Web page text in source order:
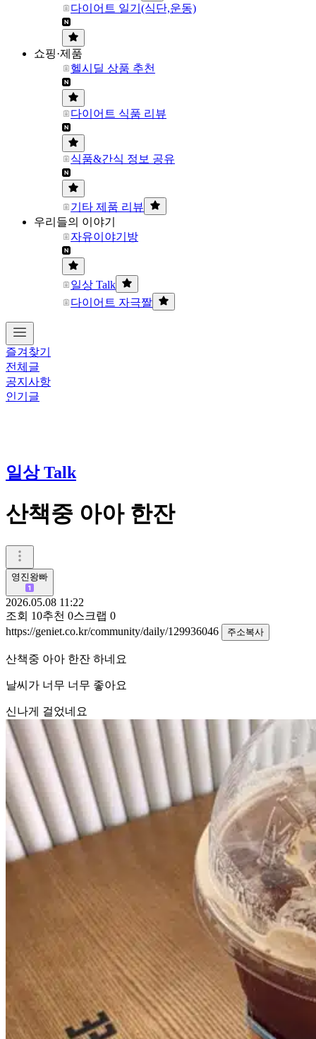
다이어트 일기(식단,운동)
쇼핑·제품
헬시딜 상품 추천
다이어트 식품 리뷰
식품&간식 정보 공유
기타 제품 리뷰
우리들의 이야기
자유이야기방
일상 Talk
다이어트 자극짤
즐겨찾기
전체글
공지사항
인기글
일상 Talk
산책중 아아 한잔
영진왕빠
2026.05.08 11:22
조회 10추천 0스크랩 0
https://geniet.co.kr/community/daily/129936046
주소복사
산책중 아아 한잔 하네요
날씨가 너무 너무 좋아요
신나게 걸었네요